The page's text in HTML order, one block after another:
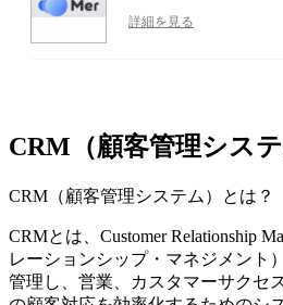
詳細を見る
CRM（顧客管理システ
CRM（顧客管理システム） とは？
CRMとは、Customer Relationship
レーションシップ・マネジメント
管理し、営業、カスタマーサクセ